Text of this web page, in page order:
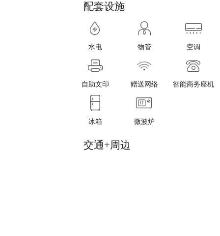
配套设施
水电 物管 空调
自助文印 赠送网络 智能商务座机
冰箱 微波炉
交通+周边